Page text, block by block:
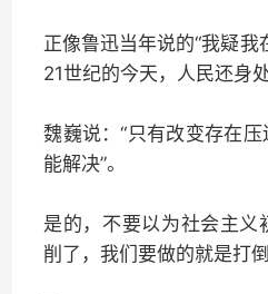
正像鲁迅当年说的“我疑我
21世纪的今天，人民还身
魏巍说：“只有改变存在
能解决”。
是的，不要以为社会主义
削了，我们要做的就是打倒